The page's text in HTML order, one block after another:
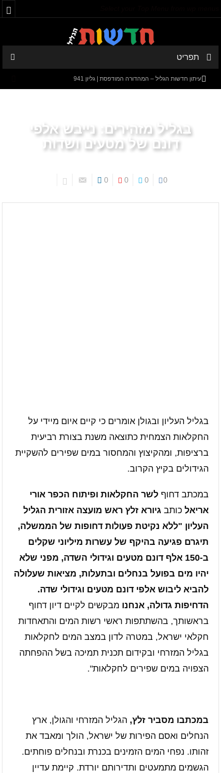
תפריט
עיתון חדשות הגליל – המהדורה המודפסת | גליון 941
חישוב מסלול מחדש: בין הג'קוזי לבבא סאלי
בגליל מזהירים: נייבש אלפי
דונם של מטעים ושדות
0
0
0
0
בגליל העליון ובגולן אומרים כי קיים איום מיידי על
החקלאות הצמחית כתוצאה משנת בצורת רביעית
ברציפות, ומהקיצוץ והמחסור במים שפירים להשקיית
הגידולים בקיץ הקרוב.
במכתב דחוףלשר החקלאות ופיתוח הכפר אורי
אריאל כותב גיורא זלץ ראש מועצה אזורית הגליל
העליון "ללא נקיטת פעולות דחופות של הממשלה,
תיגרם פגיעה בהיקף של עשרות מיליוני שקלים
ב-150 אלף דונם מטעים וגידולי השדה, מפני שלא
יהיו מים בפועל בנחלים ובתעלות, מציאות שעלולה
להביא ליבוש אלפי דונם מטעים וגידולי שדה.
הדחיפות גדולה, אנחנו מבקשים לקיים דיון דחוף
בראשותך, בהשתתפות ראשי רשות המים והתאחדות
חקלאי ישראל, במטרה לדון במצב המים לחקלאות
בגליל המזרחי ובקידום תכנית תמיכה בשל ההפחתה
הצפויה במים שפירים לחקלאות".
במכתבו מסביר זלץ, הגליל המזרחי והגולן, ארץ
הנחלים ואסם הפירות של ישראל, הולך ומאבד את
זהותו. נפחי המים הזמינים בכנרת ובנחלים פוחתים.
הגשמים מתמעטים ותדירותם יורדת. קיימת עדיין